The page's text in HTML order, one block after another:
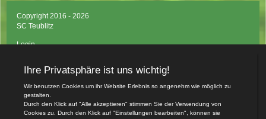
Copyright 2016 - 2026
SC Teublitz
Login
Impressum
Datenschutzerklärung
Teamsports 2
Dein Sportverein online